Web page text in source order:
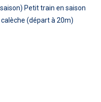
Petit train en saison
(départ à 20m)